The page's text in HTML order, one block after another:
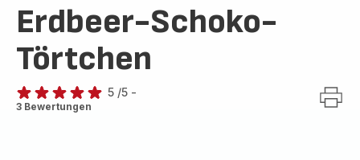
Erdbeer-Schoko-
Törtchen
Bewertung
5 /5 -
3 Bewertungen